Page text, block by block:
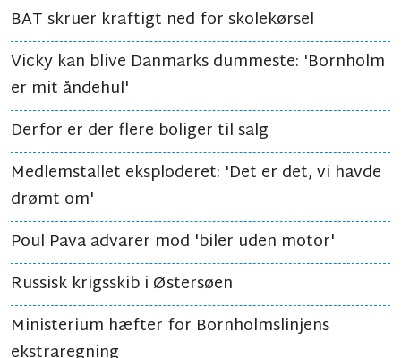
BAT skruer kraftigt ned for skolekørsel
Vicky kan blive Danmarks dummeste: 'Bornholm
er mit åndehul'
Derfor er der flere boliger til salg
Medlemstallet eksploderet: 'Det er det, vi havde
drømt om'
Poul Pava advarer mod 'biler uden motor'
Russisk krigsskib i Østersøen
Ministerium hæfter for Bornholmslinjens